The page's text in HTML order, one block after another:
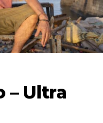
– Ultra